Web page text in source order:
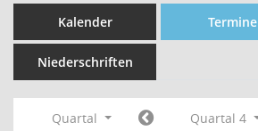
Kalender Termine
Niederschriften
Quartal
Quartal 4